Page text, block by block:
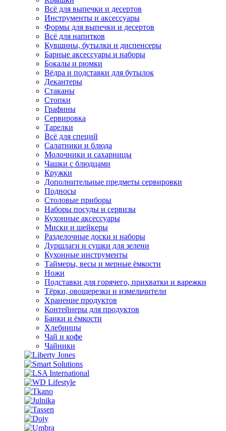
Всё для выпечки и десертов
Инструменты и аксессуары
Формы для выпечки и десертов
Всё для напитков
Кувшины, бутылки и диспенсеры
Барные аксессуары и наборы
Бокалы и рюмки
Вёдра и подставки для бутылок
Декантеры
Стаканы
Стопки
Графины
Сервировка
Тарелки
Всё для специй
Салатники и блюда
Молочники и сахарницы
Чашки с блюдцами
Кружки
Дополнительные предметы сервировки
Подносы
Столовые приборы
Наборы посуды и сервизы
Кухонные аксессуары
Миски и шейкеры
Разделочные доски и наборы
Дуршлаги и сушки для зелени
Кухонные инструменты
Таймеры, весы и мерные ёмкости
Ножи
Подставки для горячего, прихватки и варежки
Тёрки, овощерезки и измельчители
Хранение продуктов
Контейнеры для продуктов
Банки и ёмкости
Хлебницы
Чай и кофе
Чайники